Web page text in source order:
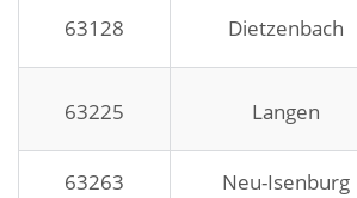
63128 Dietzenbach
63225 Langen
63263 Neu-Isenburg